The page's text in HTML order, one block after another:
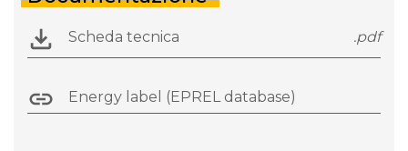
Scheda tecnica .pdf
Energy label (EPREL database)